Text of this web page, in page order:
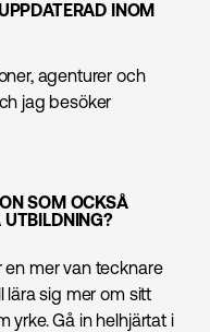
INOM
agenturer och
jag besöker
SOM OCKSÅ
UTBILDNING?
en mer van tecknare
lära sig mer om sitt
yrke. Gå in helhjärtat i